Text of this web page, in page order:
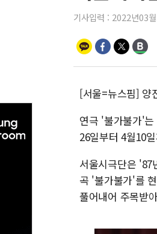
기사입력 : 2022년03
[서울=뉴스핌] 양
연극 '불가불가'
26일부터 4월10
서울시극단은 '87
곡 '불가불가'를
풀어내어 주목받